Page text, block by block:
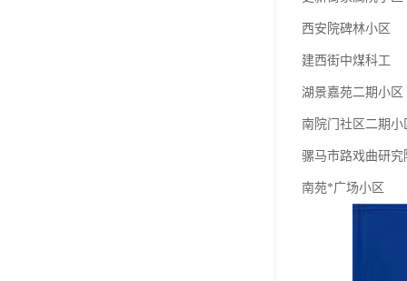
西安院碑林小区
建西街中煤科工
湖景嘉苑二期小区
南院门社区二期小
骡马市路戏曲研究
南苑*广场小区